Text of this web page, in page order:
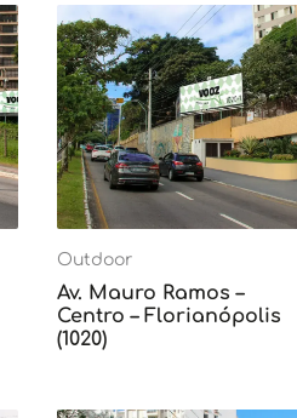
Outdoor
Av. Mauro Ramos –
Centro – Florianópolis
(1020)